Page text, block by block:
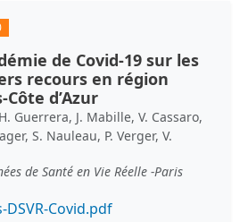
de Covid-19 sur les
recours en région
d’Azur
Guerrera, J. Mabille, V. Cassaro,
S. Nauleau, P. Verger, V.
de Santé en Vie Réelle -Paris
Covid.pdf